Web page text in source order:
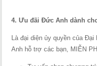
4. Ưu đãi Đức Anh dành
Là đại diện ủy quyền của
Anh hỗ trợ các bạn, MIỄN